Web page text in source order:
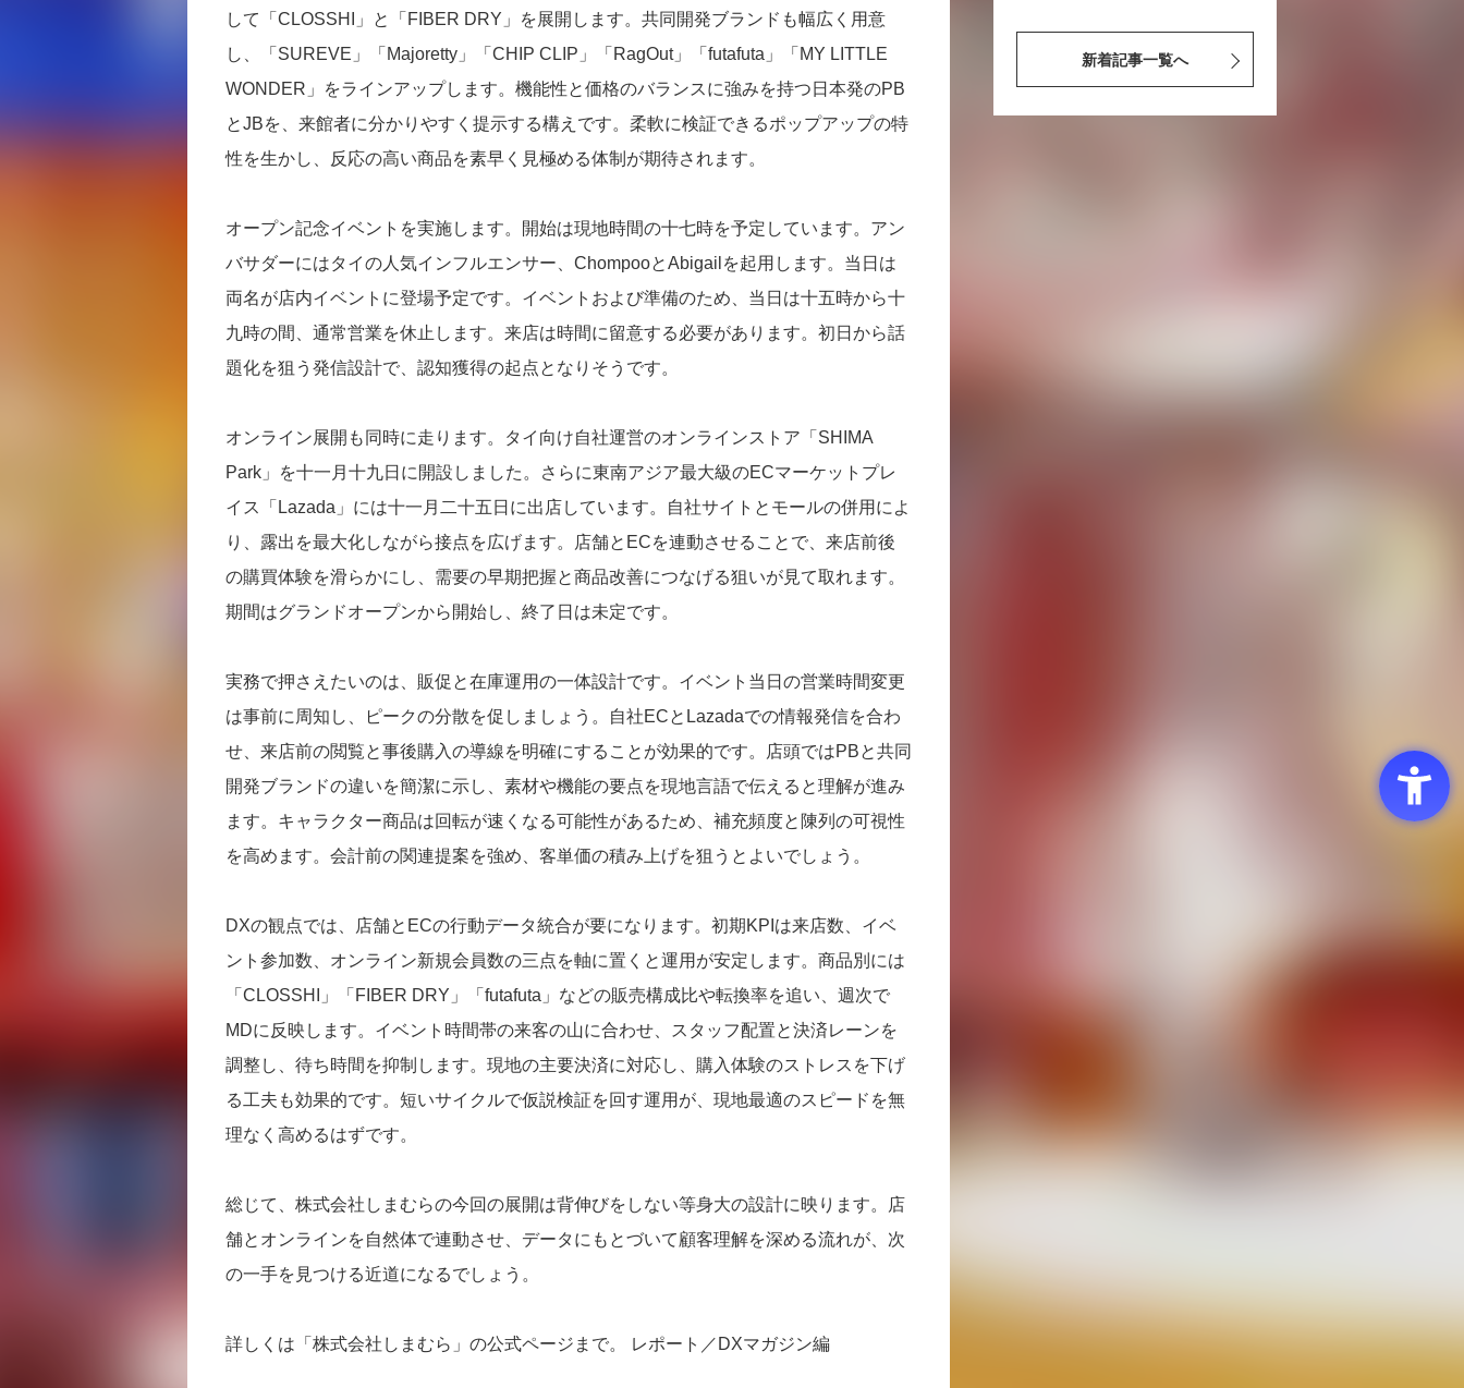
して「CLOSSHI」と「FIBER DRY」を展開します。共同開発ブランドも幅広く用意
し、「SUREVE」「Majoretty」「CHIP CLIP」「RagOut」「futafuta」「MY LITTLE
WONDER」をラインアップします。機能性と価格のバランスに強みを持つ日本発のPB
とJBを、来館者に分かりやすく提示する構えです。柔軟に検証できるポップアップの特
性を生かし、反応の高い商品を素早く見極める体制が期待されます。
オープン記念イベントを実施します。開始は現地時間の十七時を予定しています。アン
バサダーにはタイの人気インフルエンサー、ChompooとAbigailを起用します。当日は
両名が店内イベントに登場予定です。イベントおよび準備のため、当日は十五時から十
九時の間、通常営業を休止します。来店は時間に留意する必要があります。初日から話
題化を狙う発信設計で、認知獲得の起点となりそうです。
オンライン展開も同時に走ります。タイ向け自社運営のオンラインストア「SHIMA
Park」を十一月十九日に開設しました。さらに東南アジア最大級のECマーケットプレ
イス「Lazada」には十一月二十五日に出店しています。自社サイトとモールの併用によ
り、露出を最大化しながら接点を広げます。店舗とECを連動させることで、来店前後
の購買体験を滑らかにし、需要の早期把握と商品改善につなげる狙いが見て取れます。
期間はグランドオープンから開始し、終了日は未定です。
実務で押さえたいのは、販促と在庫運用の一体設計です。イベント当日の営業時間変更
は事前に周知し、ピークの分散を促しましょう。自社ECとLazadaでの情報発信を合わ
せ、来店前の閲覧と事後購入の導線を明確にすることが効果的です。店頭ではPBと共同
開発ブランドの違いを簡潔に示し、素材や機能の要点を現地言語で伝えると理解が進み
ます。キャラクター商品は回転が速くなる可能性があるため、補充頻度と陳列の可視性
を高めます。会計前の関連提案を強め、客単価の積み上げを狙うとよいでしょう。
DXの観点では、店舗とECの行動データ統合が要になります。初期KPIは来店数、イベ
ント参加数、オンライン新規会員数の三点を軸に置くと運用が安定します。商品別には
「CLOSSHI」「FIBER DRY」「futafuta」などの販売構成比や転換率を追い、週次で
MDに反映します。イベント時間帯の来客の山に合わせ、スタッフ配置と決済レーンを
調整し、待ち時間を抑制します。現地の主要決済に対応し、購入体験のストレスを下げ
る工夫も効果的です。短いサイクルで仮説検証を回す運用が、現地最適のスピードを無
理なく高めるはずです。
総じて、株式会社しまむらの今回の展開は背伸びをしない等身大の設計に映ります。店
舗とオンラインを自然体で連動させ、データにもとづいて顧客理解を深める流れが、次
の一手を見つける近道になるでしょう。
詳しくは「株式会社しまむら」の公式ページまで。 レポート／DXマガジン編
新着記事一覧へ